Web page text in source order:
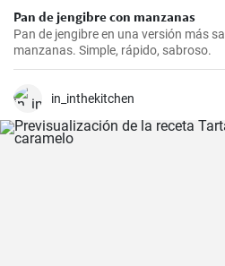
Pan de jengibre con manzanas
Pan de jengibre en una versión más
manzanas. Simple, rápido, sabroso.
in_inthekitchen